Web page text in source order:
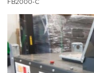
FB2000-C